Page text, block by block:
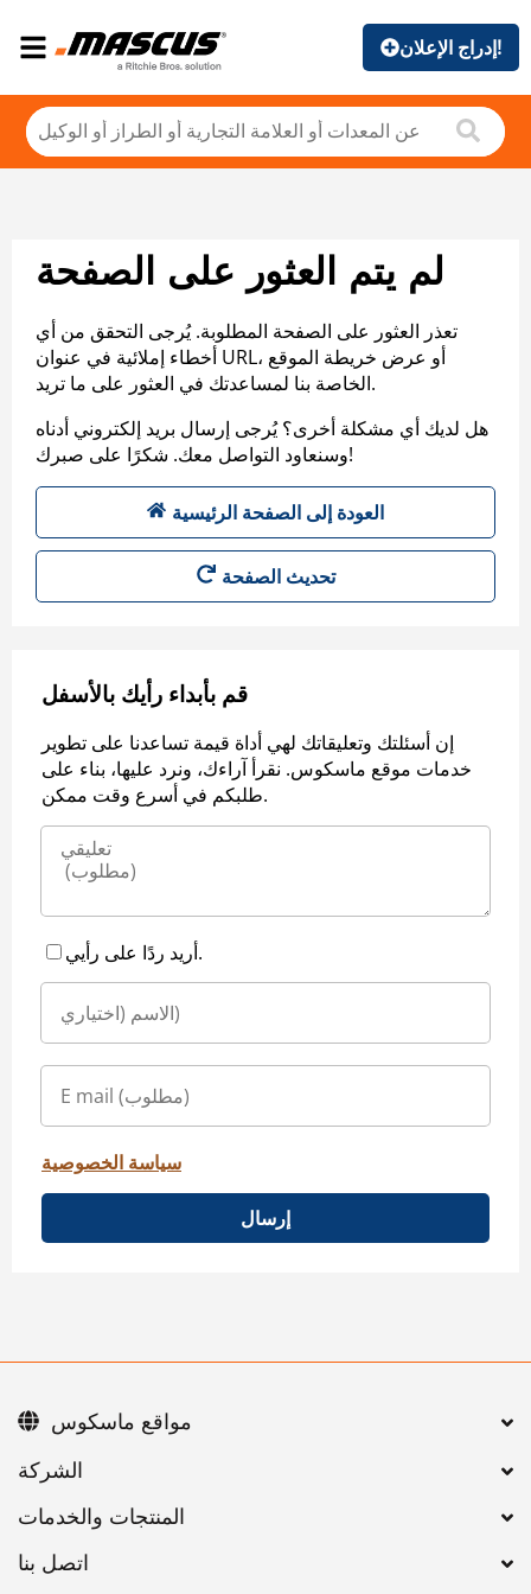
إدراج الإعلان!
لم يتم العثور على الصفحة
تعذر العثور على الصفحة المطلوبة. يُرجى التحقق من أي
أخطاء إملائية في عنوان URL، أو عرض خريطة الموقع
الخاصة بنا لمساعدتك في العثور على ما تريد.
هل لديك أي مشكلة أخرى؟ يُرجى إرسال بريد إلكتروني أدناه
وسنعاود التواصل معك. شكرًا على صبرك!
العودة إلى الصفحة الرئيسية
تحديث الصفحة
قم بأبداء رأيك بالأسفل
إن أسئلتك وتعليقاتك لهي أداة قيمة تساعدنا على تطوير
خدمات موقع ماسكوس. نقرأ آراءك، ونرد عليها، بناء على
طلبكم في أسرع وقت ممكن.
أريد ردًا على رأيي.
سياسة الخصوصية
إرسال
اتصل بنا
مواقع ماسكوس